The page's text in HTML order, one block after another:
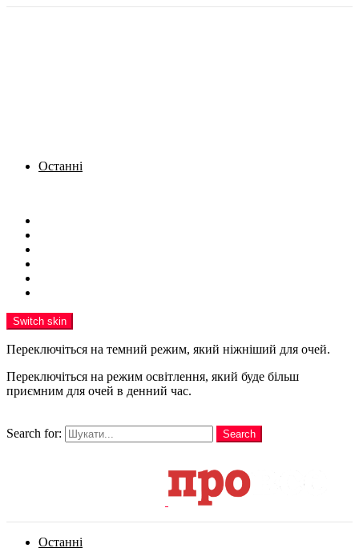
Останні
Switch skin
Переключіться на темний режим, який ніжніший для очей.
Переключіться на режим освітлення, який буде більш
приємним для очей в денний час.
Search for:
Search
Останні